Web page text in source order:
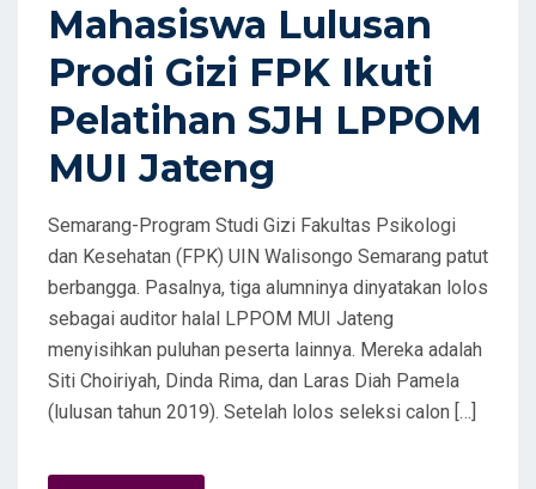
Mahasiswa Lulusan
Prodi Gizi FPK Ikuti
Pelatihan SJH LPPOM
MUI Jateng
Semarang-Program Studi Gizi Fakultas Psikologi
dan Kesehatan (FPK) UIN Walisongo Semarang patut
berbangga. Pasalnya, tiga alumninya dinyatakan lolos
sebagai auditor halal LPPOM MUI Jateng
menyisihkan puluhan peserta lainnya. Mereka adalah
Siti Choiriyah, Dinda Rima, dan Laras Diah Pamela
(lulusan tahun 2019). Setelah lolos seleksi calon […]